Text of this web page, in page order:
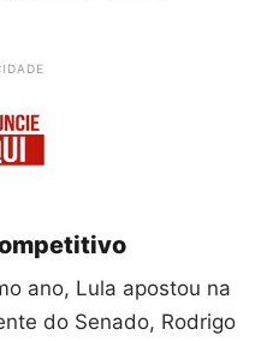
ano, Lula apostou na
do Senado, Rodrigo